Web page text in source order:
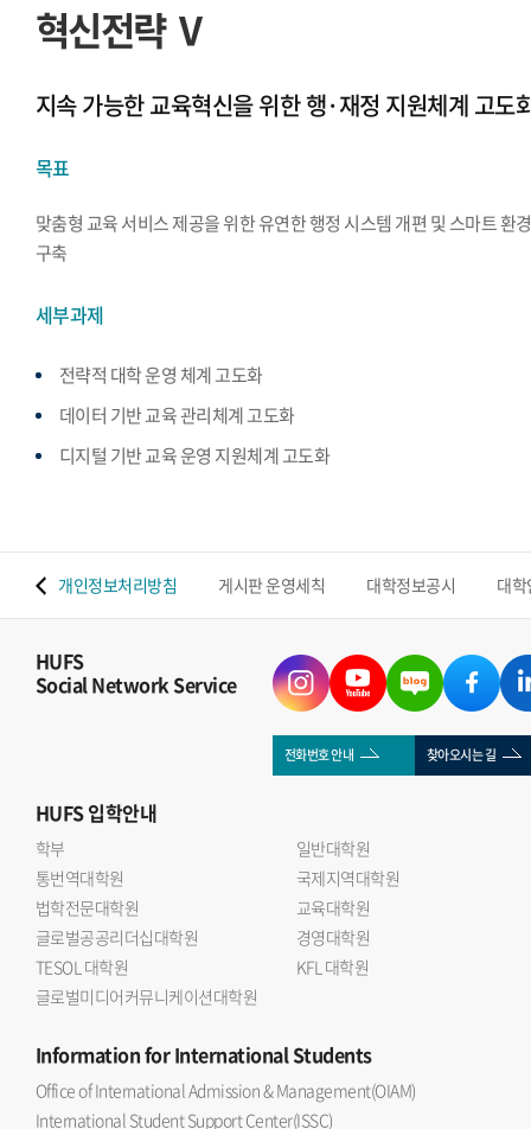
혁신전략 Ⅴ
지속 가능한 교육혁신을 위한 행·재정 지원체계 고도
목표
맞춤형 교육 서비스 제공을 위한 유연한 행정 시스템 개편 및 스마트 환경
구축
세부과제
전략적 대학 운영 체계 고도화
데이터 기반 교육 관리체계 고도화
디지털 기반 교육 운영 지원체계 고도화
개인정보처리방침 게시판 운영세칙 대학정보공시 대
HUFS
Social Network Service
전화번호 안내 찾아오시는 길
HUFS입학안내
학부
일반대학원
통번역대학원
국제지역대학원
법학전문대학원
교육대학원
글로벌공공리더십대학원
경영대학원
TESOL 대학원
KFL 대학원
글로벌미디어커뮤니케이션대학원
Informationfor International Students
Office of International Admission & Management(OIAM)
International Student Support Center(ISSC)